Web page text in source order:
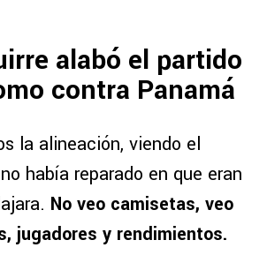
alabó el partido
contra Panamá
la alineación, viendo el
había reparado en que eran
No veo camisetas, veo
jugadores y rendimientos.